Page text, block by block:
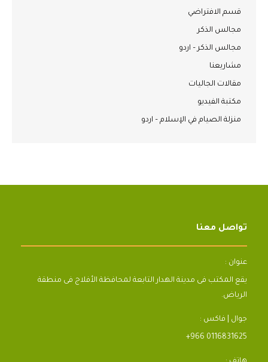
قسم الافتراضي
مجالس الذكر
مجالس الذكر – اردو
مشاريعنا
مقالات الجاليات
مكتبة الفيديو
منزلة الصيام في الإسلام – اردو
تواصل معنا
عنوان :
يقع المكتب فى مدينة الهدار التابعة لمحافظة الأفلاج فى منطقة
الرياض.
جوال | فاكس :
+966 0116831625